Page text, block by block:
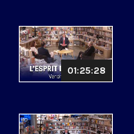
01:25:28